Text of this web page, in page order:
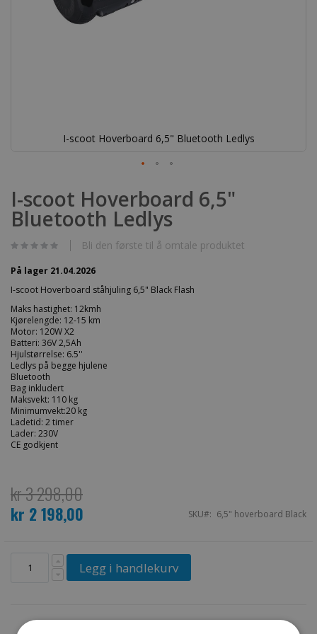
I-scoot Hoverboard 6,5" Bluetooth Ledlys
til
begynnelsen
av
bildegalleri
I-scoot Hoverboard 6,5"
Bluetooth Ledlys
Bli den første til å omtale produktet
På lager 21.04.2026
I-scoot Hoverboard ståhjuling 6,5" Black Flash
Maks hastighet: 12kmh
Kjørelengde: 12-15 km
Motor: 120W X2
Batteri: 36V 2,5Ah
Hjulstørrelse: 6.5''
Ledlys på begge hjulene
Bluetooth
Bag inkludert
Maksvekt: 110 kg
Minimumvekt:20 kg
Ladetid: 2 timer
Lader: 230V
CE godkjent
kr 3 298,00
Spesialpris
kr 2 198,00 SKU 6,5" hoverboard Black
Legg i handlekurv